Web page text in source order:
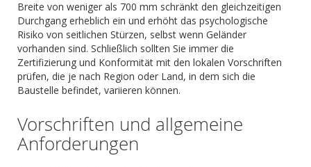
Breite von weniger als 700 mm schränkt den gleichzeitigen
Durchgang erheblich ein und erhöht das psychologische
Risiko von seitlichen Stürzen, selbst wenn Geländer
vorhanden sind. Schließlich sollten Sie immer die
Zertifizierung und Konformität mit den lokalen Vorschriften
prüfen, die je nach Region oder Land, in dem sich die
Baustelle befindet, variieren können.
Vorschriften und allgemeine
Anforderungen